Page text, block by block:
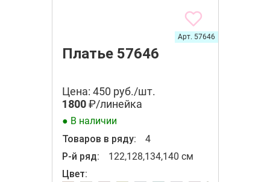
Платье 57646
Арт. 57646
Цена: 450 руб./шт.
1800₽/линейка
● В наличии
Товаров в ряду:
4
Р-й ряд:
122,128,134,140 см
Цвет: